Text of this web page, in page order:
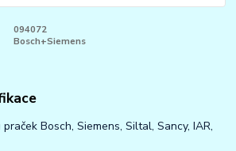
094072
Bosch+Siemens
Bosch, Siemens, Siltal, Sancy, IAR,